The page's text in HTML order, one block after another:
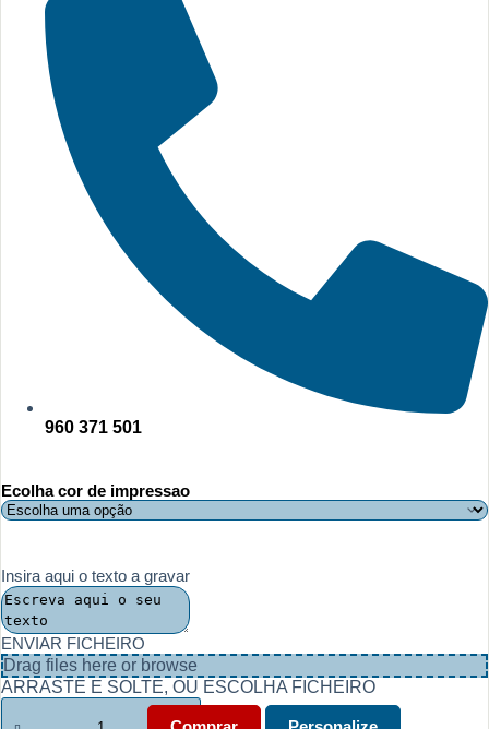
960 371 501
Ecolha cor de impressao
Insira aqui o texto a gravar
ENVIAR FICHEIRO
Drag files here or browse
ARRASTE E SOLTE, OU ESCOLHA FICHEIRO
Quantidade
de